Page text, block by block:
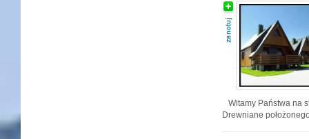
Witamy Państwa na
Drewniane